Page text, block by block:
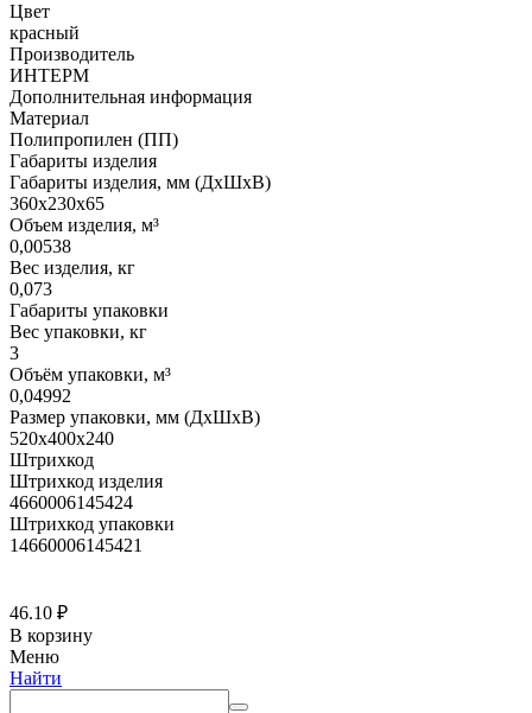
Цвет
красный
Производитель
ИНТЕРМ
Дополнительная информация
Материал
Полипропилен (ПП)
Габариты изделия
Габариты изделия, мм (ДхШхВ)
360х230х65
Объем изделия, м³
0,00538
Вес изделия, кг
0,073
Габариты упаковки
Вес упаковки, кг
3
Объём упаковки, м³
0,04992
Размер упаковки, мм (ДхШхВ)
520х400х240
Штрихкод
Штрихкод изделия
4660006145424
Штрихкод упаковки
14660006145421
46.10 ₽
В корзину
Меню
Найти